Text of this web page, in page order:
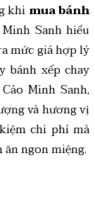
khimua bánh
Sanh hiểu
mức giá hợp lý
bánh xếp chay
Minh Sanh,
và hương vị
chi phí mà
ngon miệng.